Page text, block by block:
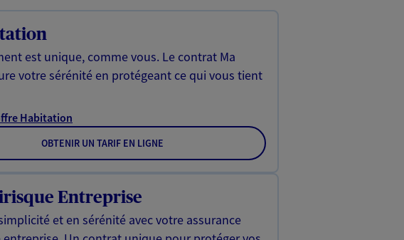
est unique, comme vous. Le contrat Ma
votre sérénité en protégeant ce qui vous tient
Habitation
OBTENIR UN TARIF EN LIGNE
Entreprise
et en sérénité avec votre assurance